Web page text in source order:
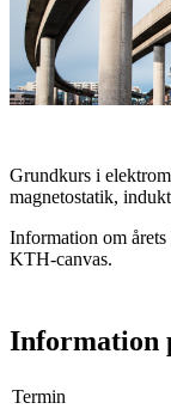
Grundkurs i
magnetostatik,
Information om
KTH-canvas.
Information
Termin